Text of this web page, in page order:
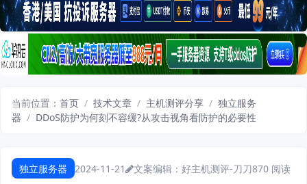
当前位置： 首页 / 技术文章 / 主机测评分享 / 独立服务
器 / DDoS防护为何刻不容缓?从攻击视角看防护的必要性
独立服务器 2024-11-21 文案编辑：好主机测评-刀刀870 阅读